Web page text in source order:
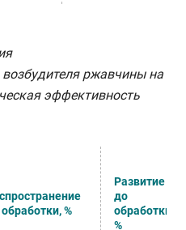
возбудителя ржавчины на
эффективность
%
Развитие
до
обработки,
%